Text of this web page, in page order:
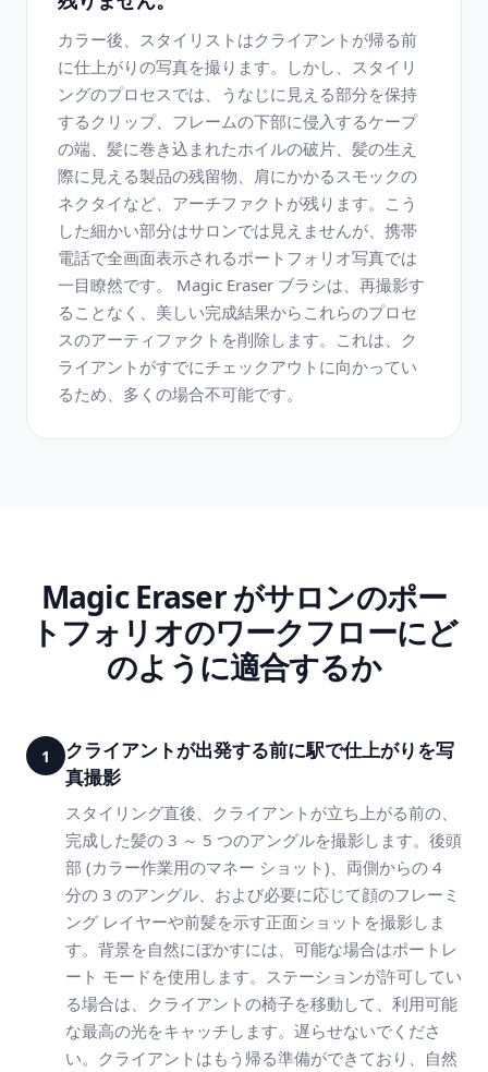
カラー後、スタイリストはクライアントが帰る前
に仕上がりの写真を撮ります。しかし、スタイリ
ングのプロセスでは、うなじに見える部分を保持
するクリップ、フレームの下部に侵入するケープ
の端、髪に巻き込まれたホイルの破片、髪の生え
際に見える製品の残留物、肩にかかるスモックの
ネクタイなど、アーチファクトが残ります。こう
した細かい部分はサロンでは見えませんが、携帯
電話で全画面表示されるポートフォリオ写真では
一目瞭然です。 Magic Eraser ブラシは、再撮影す
ることなく、美しい完成結果からこれらのプロセ
スのアーティファクトを削除します。これは、ク
ライアントがすでにチェックアウトに向かってい
るため、多くの場合不可能です。
Magic Eraser がサロンのポー
トフォリオのワークフローにど
のように適合するか
1
クライアントが出発する前に駅で仕上がりを写
真撮影
スタイリング直後、クライアントが立ち上がる前の、
完成した髪の 3 ～ 5 つのアングルを撮影します。後頭
部 (カラー作業用のマネー ショット)、両側からの 4
分の 3 のアングル、および必要に応じて顔のフレーミ
ング レイヤーや前髪を示す正面ショットを撮影しま
す。背景を自然にぼかすには、可能な場合はポートレ
ート モードを使用します。ステーションが許可してい
る場合は、クライアントの椅子を移動して、利用可能
な最高の光をキャッチします。遅らせないでくださ
い。クライアントはもう帰る準備ができており、自然